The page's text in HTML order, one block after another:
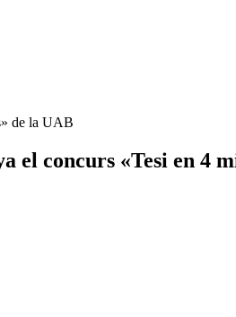
de la UAB
el concurs «Tesi en 4